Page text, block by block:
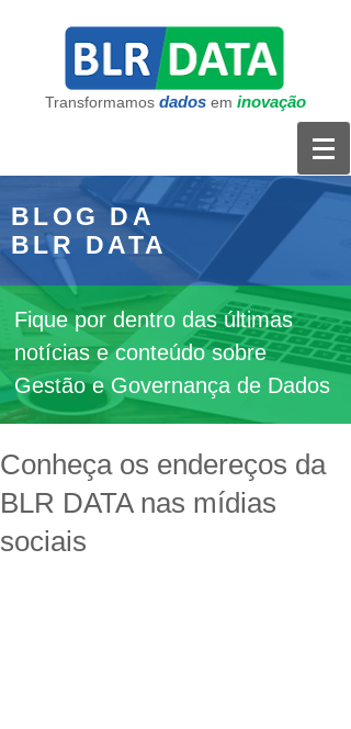
Transformamos dados em inovação
BLOG DA
BLR DATA
Fique por dentro das últimas
notícias e conteúdo sobre
Gestão e Governança de Dados
Conheça os endereços da
BLR DATA nas mídias
sociais